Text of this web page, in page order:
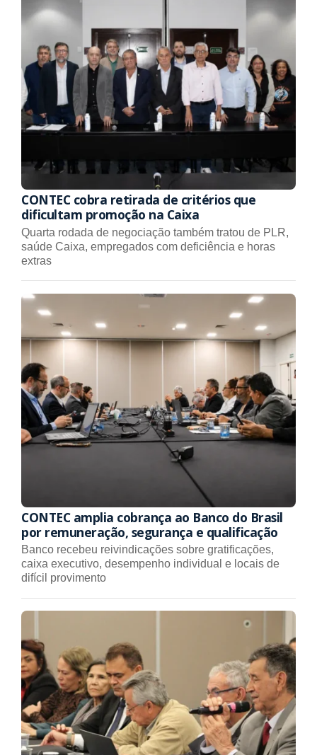
CONTEC cobra retirada de critérios que
dificultam promoção na Caixa
Quarta rodada de negociação também tratou de PLR,
saúde Caixa, empregados com deficiência e horas
extras
CONTEC amplia cobrança ao Banco do Brasil
por remuneração, segurança e qualificação
Banco recebeu reivindicações sobre gratificações,
caixa executivo, desempenho individual e locais de
difícil provimento